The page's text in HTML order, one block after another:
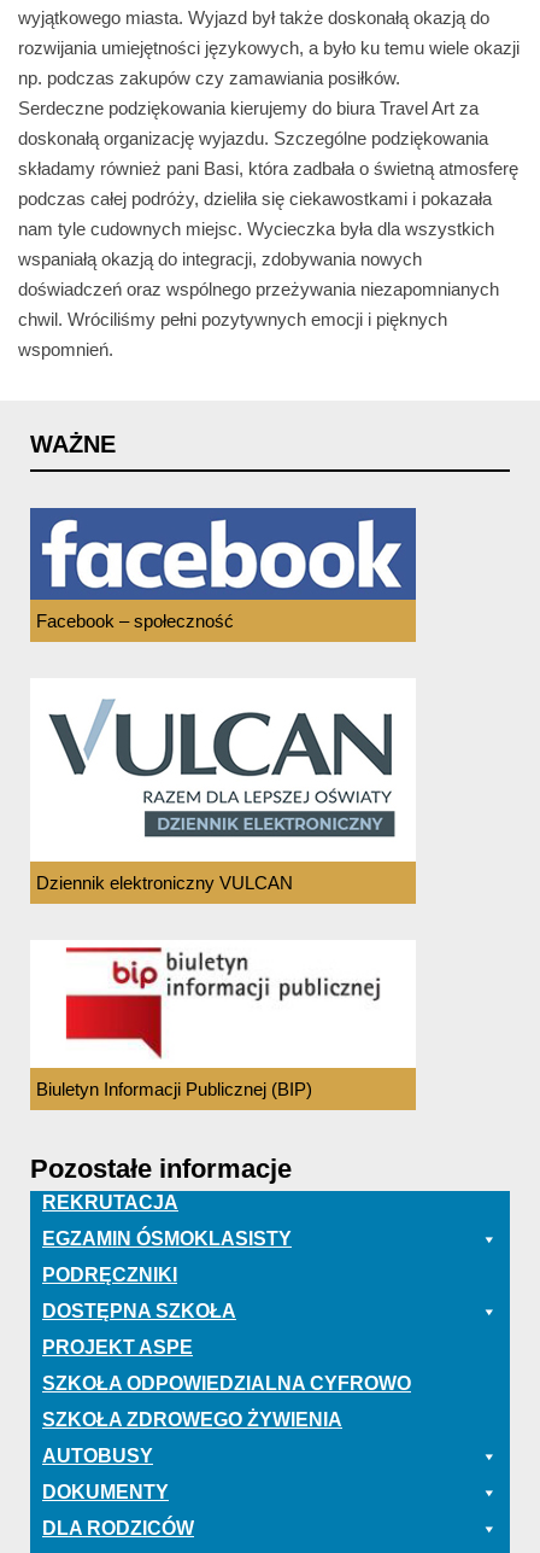
wyjątkowego miasta. Wyjazd był także doskonałą okazją do
rozwijania umiejętności językowych, a było ku temu wiele okazji
np. podczas zakupów czy zamawiania posiłków.
Serdeczne podziękowania kierujemy do biura Travel Art za
doskonałą organizację wyjazdu. Szczególne podziękowania
składamy również pani Basi, która zadbała o świetną atmosferę
podczas całej podróży, dzieliła się ciekawostkami i pokazała
nam tyle cudownych miejsc. Wycieczka była dla wszystkich
wspaniałą okazją do integracji, zdobywania nowych
doświadczeń oraz wspólnego przeżywania niezapomnianych
chwil. Wróciliśmy pełni pozytywnych emocji i pięknych
wspomnień.
WAŻNE
Facebook – społeczność
Dziennik elektroniczny VULCAN
Biuletyn Informacji Publicznej (BIP)
Pozostałe informacje
REKRUTACJA
EGZAMIN ÓSMOKLASISTY
PODRĘCZNIKI
DOSTĘPNA SZKOŁA
PROJEKT ASPE
SZKOŁA ODPOWIEDZIALNA CYFROWO
SZKOŁA ZDROWEGO ŻYWIENIA
AUTOBUSY
DOKUMENTY
DLA RODZICÓW